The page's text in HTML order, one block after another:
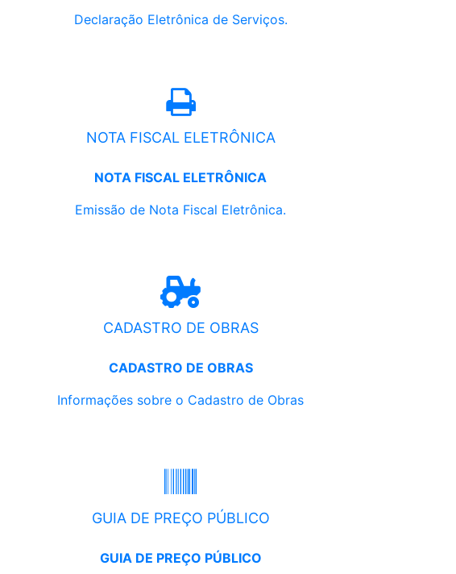
Declaração Eletrônica de Serviços.
NOTA FISCAL ELETRÔNICA
NOTA FISCAL ELETRÔNICA
Emissão de Nota Fiscal Eletrônica.
CADASTRO DE OBRAS
CADASTRO DE OBRAS
Informações sobre o Cadastro de Obras
GUIA DE PREÇO PÚBLICO
GUIA DE PREÇO PÚBLICO